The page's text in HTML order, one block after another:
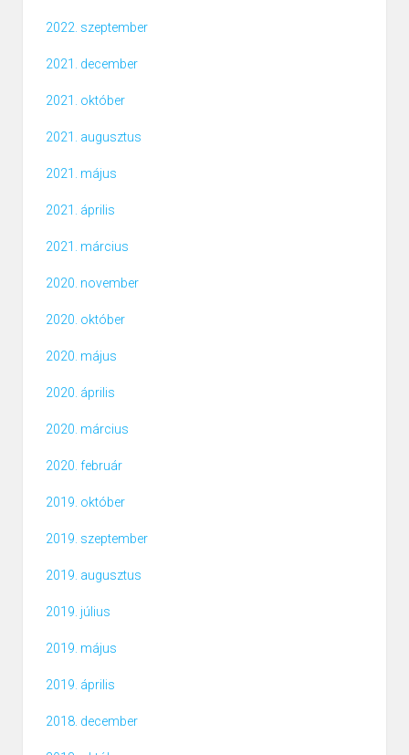
2022. szeptember
2021. december
2021. október
2021. augusztus
2021. május
2021. április
2021. március
2020. november
2020. október
2020. május
2020. április
2020. március
2020. február
2019. október
2019. szeptember
2019. augusztus
2019. július
2019. május
2019. április
2018. december